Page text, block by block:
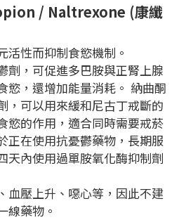
/ Naltrexone (康纖
活性而抑制食慾機制。
劑，可促進多巴胺與正腎上腺
慾，還增加能量消耗。 納曲酮
，可以用來緩和尼古丁戒斷的
慾的作用，適合同時需要戒菸
正在使用抗憂鬱藥物，長期服
天內使用過單胺氧化酶抑制劑
血壓上升、噁心等，因此不建
線藥物。